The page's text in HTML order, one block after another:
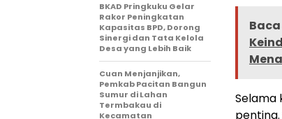
Selama
BKAD Pringkuku Gelar
Rakor Peningkatan
Kapasitas BPD, Dorong
Sinergi dan Tata Kelola
Desa yang Lebih Baik
Cuan Menjanjikan,
Pemkab Pacitan Bangun
Sumur di Lahan
Termbakau di
Kecamatan